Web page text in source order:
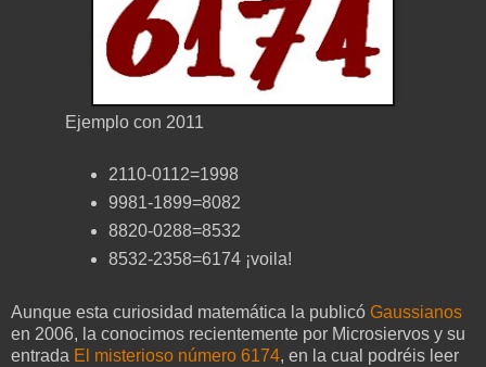
Ejemplo con 2011
2110-0112=1998
9981-1899=8082
8820-0288=8532
8532-2358=6174 ¡voila!
Aunque esta curiosidad matemática la publicó Gaussianos
en 2006, la conocimos recientemente por Microsiervos y su
entrada El misterioso número 6174, en la cual podréis leer